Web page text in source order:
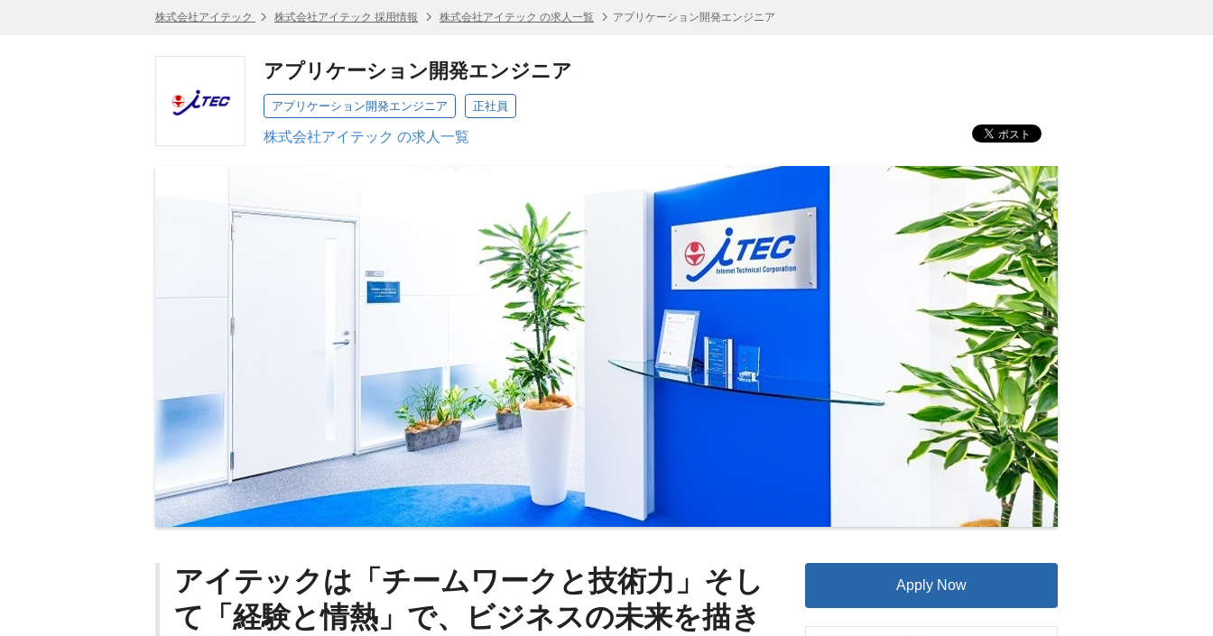
株式会社アイテック 株式会社アイテック 採用情報 株式会社アイテック の求人一覧 アプリケーション開発エンジニア
アプリケーション開発エンジニア
アプリケーション開発エンジニア 正社員
株式会社アイテック の求人一覧
アイテックは「チームワークと技術力」そし
て「経験と情熱」で、ビジネスの未来を描き
Apply Now